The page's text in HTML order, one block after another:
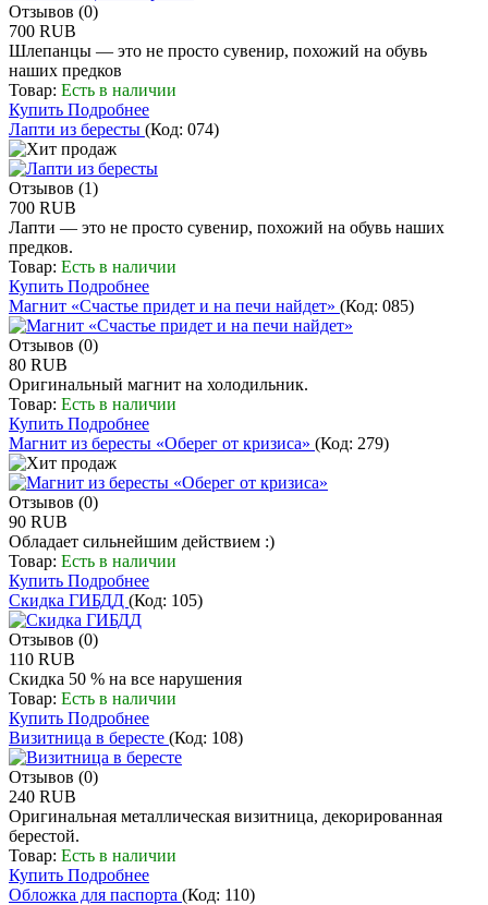
Отзывов (0)
700 RUB
Шлепанцы — это не просто сувенир, похожий на обувь
наших предков
Товар: Есть в наличии
Купить Подробнее
Лапти из бересты (Код: 074)
Отзывов (1)
700 RUB
Лапти — это не просто сувенир, похожий на обувь наших
предков.
Товар: Есть в наличии
Купить Подробнее
Магнит «Счастье придет и на печи найдет» (Код: 085)
Отзывов (0)
80 RUB
Оригинальный магнит на холодильник.
Товар: Есть в наличии
Купить Подробнее
Магнит из бересты «Оберег от кризиса» (Код: 279)
Отзывов (0)
90 RUB
Обладает сильнейшим действием :)
Товар: Есть в наличии
Купить Подробнее
Скидка ГИБДД (Код: 105)
Отзывов (0)
110 RUB
Скидка 50 % на все нарушения
Товар: Есть в наличии
Купить Подробнее
Визитница в бересте (Код: 108)
Отзывов (0)
240 RUB
Оригинальная металлическая визитница, декорированная
берестой.
Товар: Есть в наличии
Купить Подробнее
Обложка для паспорта (Код: 110)